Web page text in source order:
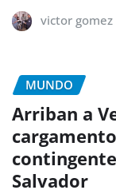
victor gomez
MUNDO
Arriban a
Salvador